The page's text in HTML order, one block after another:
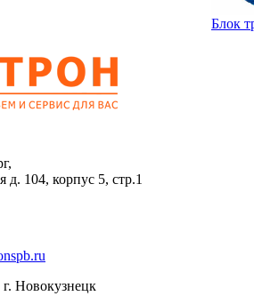
Блок
д. 104, корпус 5, стр.1
Новокузнецк